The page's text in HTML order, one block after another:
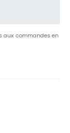
aux commandes en